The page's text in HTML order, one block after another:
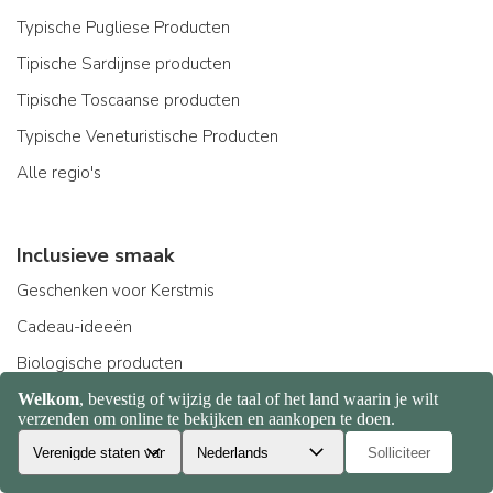
Typische Pugliese Producten
Tipische Sardijnse producten
Tipische Toscaanse producten
Typische Veneturistische Producten
Alle regio's
Inclusieve smaak
Geschenken voor Kerstmis
Cadeau-ideeën
Biologische producten
Glutenvrij
Producten voor celiaken
Fashion food